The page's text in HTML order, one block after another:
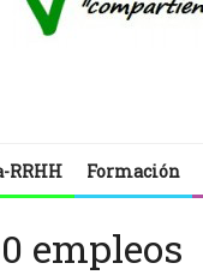
RRHH Formación
empleos